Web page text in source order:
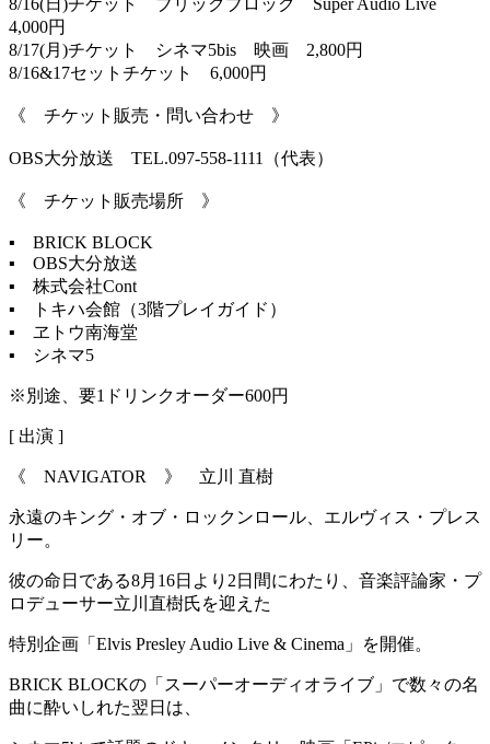
8/16(日)チケット ブリックブロック Super Audio Live
4,000円
8/17(月)チケット シネマ5bis 映画 2,800円
8/16&17セットチケット 6,000円
《 チケット販売・問い合わせ 》
OBS大分放送 TEL.097-558-1111（代表）
《 チケット販売場所 》
▪️ BRICK BLOCK
▪️ OBS大分放送
▪️ 株式会社Cont
▪️ トキハ会館（3階プレイガイド）
▪️ ヱトウ南海堂
▪️ シネマ5
※別途、要1ドリンクオーダー600円
[ 出演 ]
《 NAVIGATOR 》 立川 直樹
永遠のキング・オブ・ロックンロール、エルヴィス・プレス
リー。
彼の命日である8月16日より2日間にわたり、音楽評論家・プ
ロデューサー立川直樹氏を迎えた
特別企画「Elvis Presley Audio Live & Cinema」を開催。
BRICK BLOCKの「スーパーオーディオライブ」で数々の名
曲に酔いしれた翌日は、